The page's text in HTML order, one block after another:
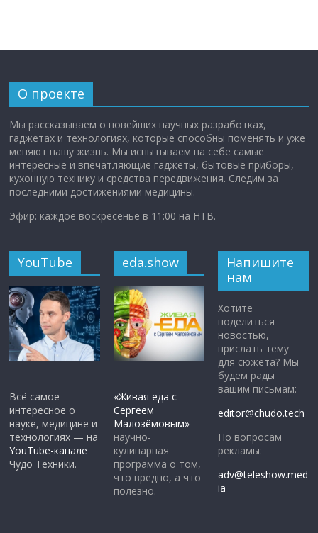
О проекте
Мы рассказываем о новейших научных разработках,
гаджетах и технологиях, которые способны поменять и уже
меняют нашу жизнь. Мы испытываем на себе самые
интересные и впечатляющие гаджеты, бытовые приборы,
кухонную технику и средства передвижения. Следим за
последними достижениями медицины.
Эфир: каждое воскресенье в 11:00 на НТВ.
YouTube
Всё самое
интересное о
науке, медицине и
технологиях — на
YouTube-канале
Чудо Техники.
eda.show
«Живая еда с
Сергеем
Малозёмовым» —
научно-
кулинарная
программа о том,
что вредно, а что
полезно.
Напишите
нам
Хотите
поделиться
новостью,
прислать тему
для сюжета? Мы
будем рады
вашим письмам:
editor@chudo.tech
По вопросам
рекламы:
adv@teleshow.med
ia